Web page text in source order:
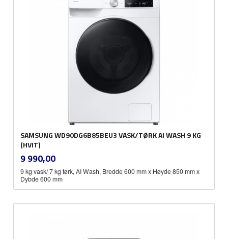
SAMSUNG WD90DG6B85BEU3 VASK/TØRK AI WASH 9 KG
(HVIT)
Pris
9 990,00mva.
9 kg vask/ 7 kg tørk, AI Wash, Bredde 600 mm x Høyde 850 mm x
Dybde 600 mm